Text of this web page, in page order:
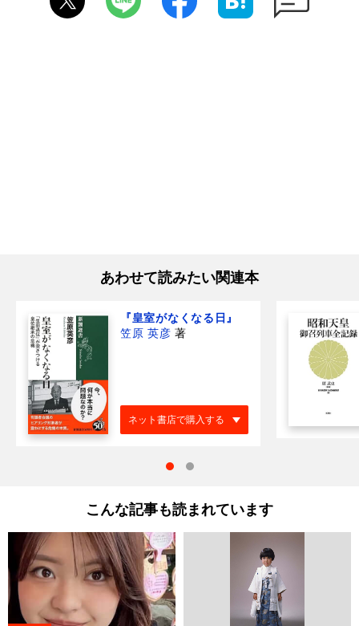
あわせて読みたい関連本
『皇室がなくなる日』
笠原 英彦 著
ネット書店で購入する
こんな記事も読まれています